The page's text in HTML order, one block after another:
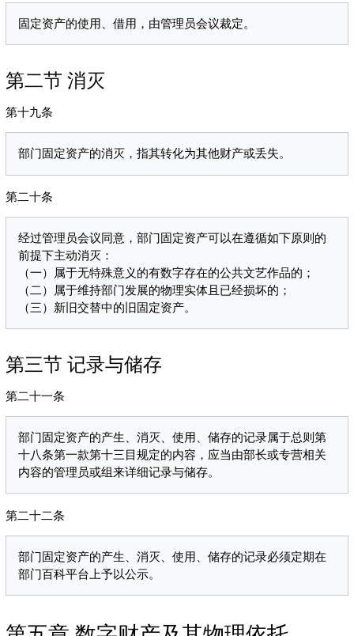
第二节 消灭
第十九条
第二十条
经过管理员会议同意，部门固定资产可以在遵循如下原则的
前提下主动消灭：
（一）属于无特殊意义的有数字存在的公共文艺作品的；
（二）属于维持部门发展的物理实体且已经损坏的；
第三节 记录与储存
第二十一条
部门固定资产的产生、消灭、使用、储存的记录属于总则第
十八条第一款第十三目规定的内容，应当由部长或专营相关
第二十二条
部门固定资产的产生、消灭、使用、储存的记录必须定期在